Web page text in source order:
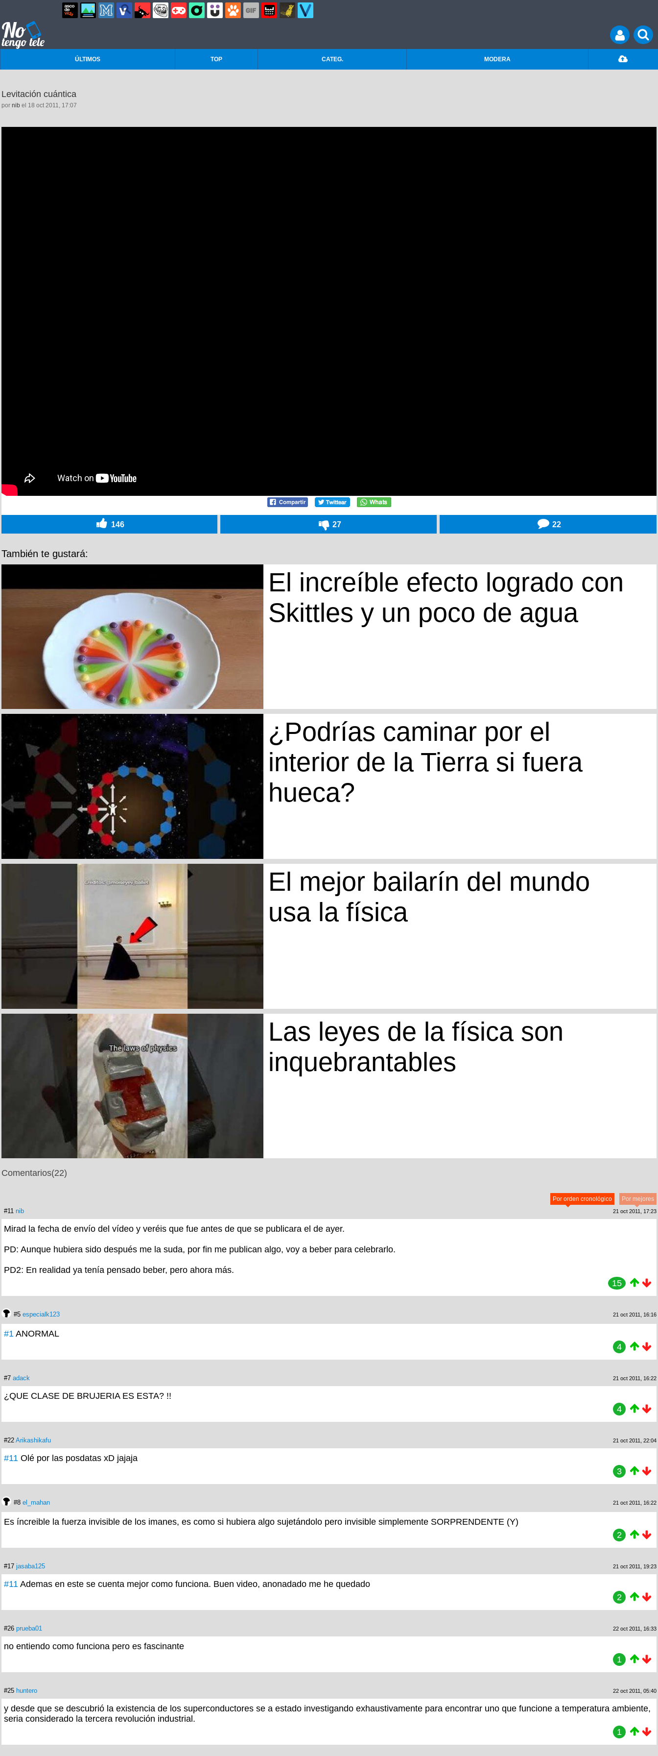
ÚLTIMOS TOP CATEG. MODERA
Levitación cuántica
por nib el 18 oct 2011, 17:07
146 27 22
También te gustará:
El increíble efecto logrado con
Skittles y un poco de agua
¿Podrías caminar por el
interior de la Tierra si fuera
hueca?
El mejor bailarín del mundo
usa la física
Las leyes de la física son
inquebrantables
Comentarios(22)
Por mejores
Por orden cronológico
#11 nib 21 oct 2011, 17:23
Mirad la fecha de envío del vídeo y veréis que fue antes de que se publicara el de ayer.
PD: Aunque hubiera sido después me la suda, por fin me publican algo, voy a beber para celebrarlo.
PD2: En realidad ya tenía pensado beber, pero ahora más.
15
#5 especialk123 21 oct 2011, 16:16
#1 ANORMAL
4
#7 adack 21 oct 2011, 16:22
¿QUE CLASE DE BRUJERIA ES ESTA? !!
4
#22 Arikashikafu 21 oct 2011, 22:04
#11 Olé por las posdatas xD jajaja
3
#8 el_mahan 21 oct 2011, 16:22
Es íncreible la fuerza invisible de los imanes, es como si hubiera algo sujetándolo pero invisible simplemente SORPRENDENTE (Y)
2
#17 jasaba125 21 oct 2011, 19:23
#11 Ademas en este se cuenta mejor como funciona. Buen video, anonadado me he quedado
2
#26 prueba01 22 oct 2011, 16:33
no entiendo como funciona pero es fascinante
1
#25 huntero 22 oct 2011, 05:40
y desde que se descubrió la existencia de los superconductores se a estado investigando exhaustivamente para encontrar uno que funcione a temperatura ambiente,
seria considerado la tercera revolución industrial.
1